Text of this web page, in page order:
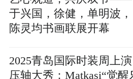
于兴国，徐健，单明波，
陈灵均书画联展开幕
2025青岛国际时装周上演
压轴大秀：Matkasi“觉醒